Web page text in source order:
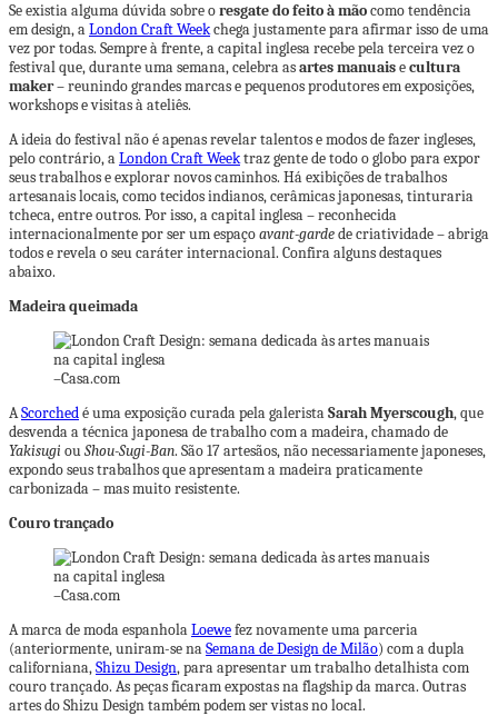
Se existia alguma dúvida sobre oresgate do feito à mãocomo tendência
em design, aLondon Craft Weekchega justamente para afirmar isso de uma
vez por todas. Sempre à frente, a capital inglesa recebe pela terceira vez o
festival que, durante uma semana, celebra asartes manuaisecultura
maker– reunindo grandes marcas e pequenos produtores em exposições,
workshops e visitas à ateliês.
A ideia do festival não é apenas revelar talentos e modos de fazer ingleses,
pelo contrário, aLondon Craft Weektraz gente de todo o globo para expor
seus trabalhos e explorar novos caminhos. Há exibições de trabalhos
artesanais locais, como tecidos indianos, cerâmicas japonesas, tinturaria
tcheca, entre outros. Por isso, a capital inglesa – reconhecida
internacionalmente por ser um espaçoavant-gardede criatividade – abriga
todos e revela o seu caráter internacional. Confira alguns destaques
abaixo.
Madeira queimada
–Casa.com
AScorchedé uma exposição curada pela galeristaSarah Myerscough, que
desvenda a técnica japonesa de trabalho com a madeira, chamado de
Yakisugi ouShou-Sugi-Ban. São 17 artesãos, não necessariamente japoneses,
expondo seus trabalhos que apresentam a madeira praticamente
carbonizada – mas muito resistente.
Couro trançado
–Casa.com
A marca de moda espanholaLoewefez novamente uma parceria
(anteriormente, uniram-se naSemana de Design de Milão) com a dupla
californiana,Shizu Design, para apresentar um trabalho detalhista com
couro trançado. As peças ficaram expostas na flagship da marca. Outras
artes do Shizu Design também podem ser vistas no local.